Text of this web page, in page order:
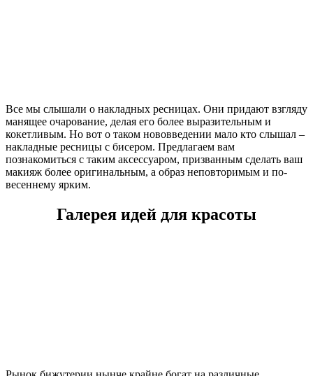
Все мы слышали о накладных ресницах. Они придают взгляду
манящее очарование, делая его более выразительным и
кокетливым. Но вот о таком нововведении мало кто слышал –
накладные ресницы с бисером. Предлагаем вам
познакомиться с таким аксессуаром, призванным сделать ваш
макияж более оригинальным, а образ неповторимым и по-
весеннему ярким.
Галерея идей для красоты